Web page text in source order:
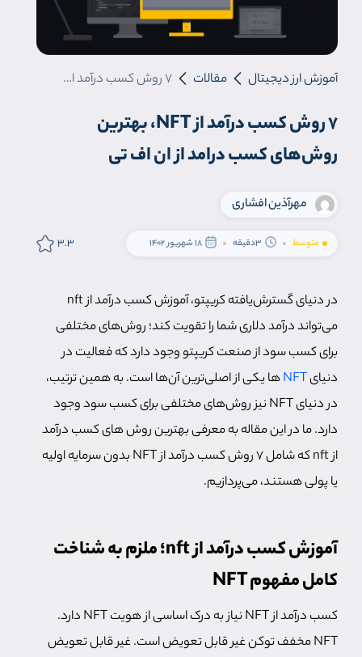
آموزش ارز دیجیتال مقالات 7 روش کسب درآمد از NFT، بهترین روش‌های کسب درامد از ان اف تی
7 روش کسب درآمد از NFT، بهترین
روش‌های کسب درامد از ان اف تی
مهرآ‌ذین افشاری
متوسط 3دقیقه 18 شهریور 1402 3.3
در دنیای گسترش‌یافته کریپتو، آموزش کسب درآمد از nft
می‌تواند درآمد دلاری شما را تقویت کند؛ روش‌های مختلفی
برای کسب سود از صنعت کریپتو وجود دارد که فعالیت در
دنیایNFTها یکی از اصلی‌ترین آن‌ها است. به همین ترتیب،
در دنیای NFT نیز روش‌های مختلفی برای کسب سود وجود
دارد. ما در این مقاله به معرفی بهترین روش های کسب درآمد
از nft که شامل 7 روش کسب درآمد از NFT بدون سرمایه اولیه
یا پولی هستند، می‌پردازیم.
آموزش کسب درآمد از nft؛ ملزم به شناخت
کامل مفهوم NFT
کسب درآمد از NFT نیاز به درک اساسی از هویت NFT دارد.
NFT مخفف توکن غیر قابل تعویض است. غیر قابل تعویض